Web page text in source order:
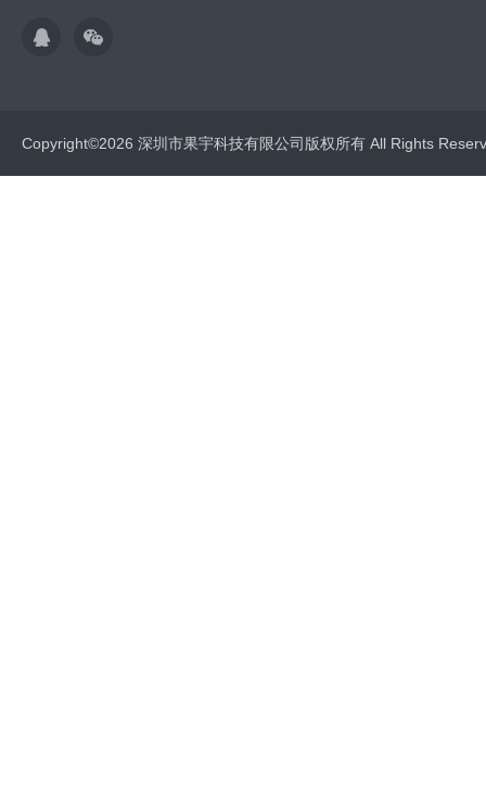
Copyright©2026 深圳市果宇科技有限公司版权所有 All Rights